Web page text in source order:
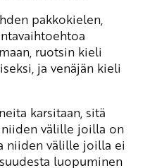
pakkokielen,
ruotsin kieli
ja venäjän kieli
karsitaan, sitä
välille joilla on
niiden välille joilla ei
luopuminen